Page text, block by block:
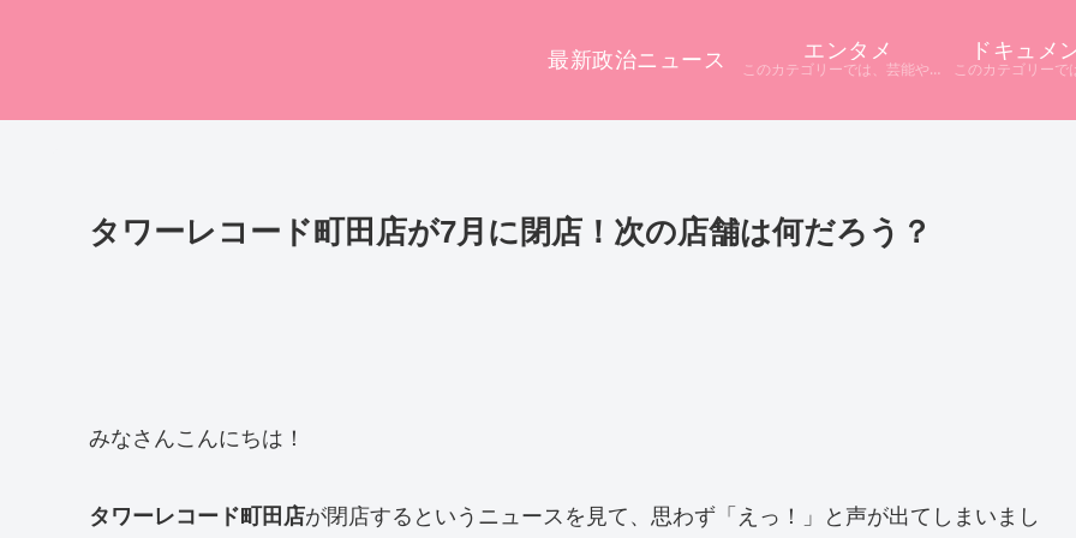
最新政治ニュース エンタメ
このカテゴリーでは、芸能やエンタメに関するニュースをまとめています。 テレビや配信サービス、SNSなど多様な情報源から話題をピックアップ。 ニュース記事だけでは分からない背景や疑問点を深掘りし、分かりやすく解説しています。
ドキュメ
タワーレコード町田店が7月に閉店！次の店舗は何だろう？
みなさんこんにちは！
タワーレコード町田店が閉店するというニュースを見て、思わず「えっ！」と声が出てしまいまし